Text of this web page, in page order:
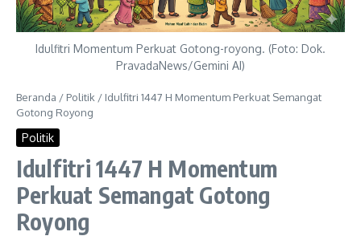
Idulfitri Momentum Perkuat Gotong-royong. (Foto: Dok.
PravadaNews/Gemini AI)
Beranda / Politik / Idulfitri 1447 H Momentum Perkuat Semangat
Gotong Royong
Politik
Idulfitri 1447 H Momentum
Perkuat Semangat Gotong
Royong